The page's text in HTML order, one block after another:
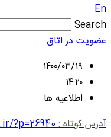
En
Search
عضویت در اتاق
۱۴۰۰/۰۳/۱۹
۱۴:۲۰
اطلاعیه ها
آدرس کوتاه :?p=26940